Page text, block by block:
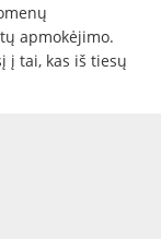
apmokėjimo.
į tai, kas iš tiesų